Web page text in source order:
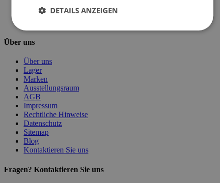
Pflegehinweise
Paswort Vergessen?
Über uns
Über uns
Lager
Marken
Ausstellungsraum
AGB
Impressum
Rechtliche Hinweise
Datenschutz
Sitemap
Blog
Kontaktieren Sie uns
Fragen? Kontaktieren Sie uns
DETAILS ANZEIGEN